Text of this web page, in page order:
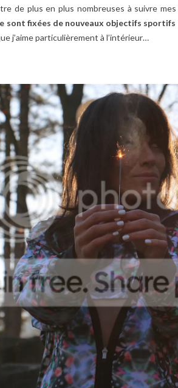
de plus en plus nombreuses à suivre
sont fixées de nouveaux objectifs sportifs
j’aime particulièrement à l’intérieur…